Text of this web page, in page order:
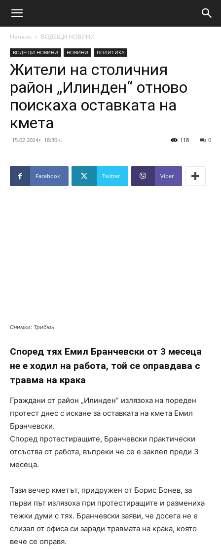
Начало ВОДЕЩИ НОВИНИ
ВОДЕЩИ НОВИНИ НОВИНИ ПОЛИТИКА
Жители на столичния
район „Илинден“ отново
поискаха оставката на
кмета
15.02.2024г. 18:30ч. 0
118
Facebook Twitter Viber
Снимки: Трибюн
Според тях Емил Бранчевски от 3 месеца
не е ходил на работа, той се оправдава с
травма на крака
Граждани от район „Илинден” излязоха на пореден
протест днес с искане за оставката на кмета Емил
Бранчевски.
Според протестиращите, Бранчевски практически
отсъства от работа, въпреки че се е заклел преди 3
месеца.
Тази вечер кметът, придружен от Борис Бонев, за
първи път излязоха при протестиращите и размениха
тежки думи с тях. Бранчевски заяви, че досега не е
слизал от офиса си заради травмата на крака, която
вече се оправя.